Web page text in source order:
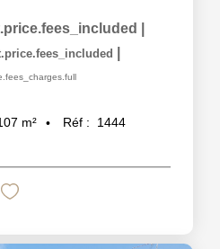
m² Réf : 1444